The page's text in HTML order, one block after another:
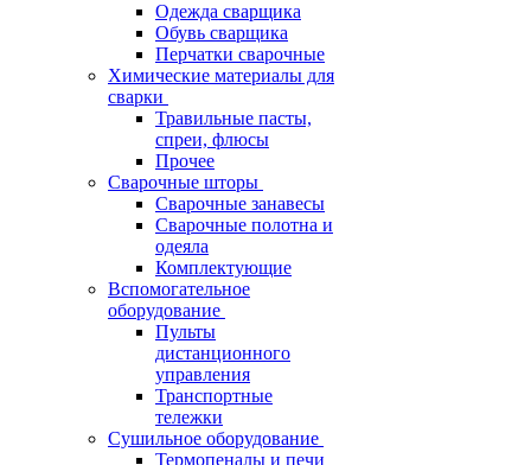
Одежда сварщика
Обувь сварщика
Перчатки сварочные
Химические материалы для
сварки
Травильные пасты,
спреи, флюсы
Прочее
Сварочные шторы
Сварочные занавесы
Сварочные полотна и
одеяла
Комплектующие
Вспомогательное
оборудование
Пульты
дистанционного
управления
Транспортные
тележки
Сушильное оборудование
Термопеналы и печи